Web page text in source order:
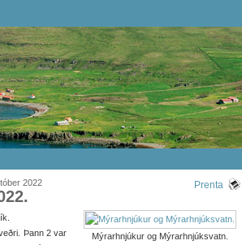
2022 Prenta
Mýrarhnjúkur og Mýrarhnjúksvatn.
Þann 2 var